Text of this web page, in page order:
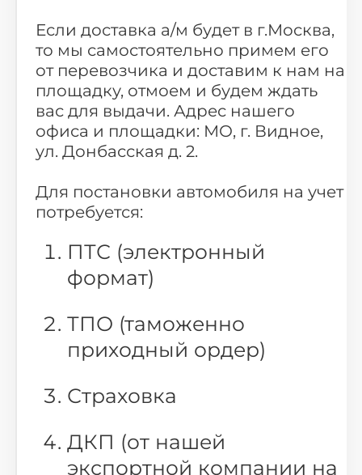
Если доставка а/м будет в г.Москва,
то мы самостоятельно примем его
от перевозчика и доставим к нам на
площадку, отмоем и будем ждать
вас для выдачи. Адрес нашего
офиса и площадки: МО, г. Видное,
ул. Донбасская д. 2.
Для постановки автомобиля на учет
потребуется:
ПТС (электронный
формат)
ТПО (таможенно
приходный ордер)
Страховка
ДКП (от нашей
экспортной компании на